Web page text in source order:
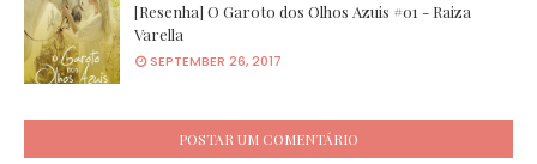
[Resenha] O Garoto dos Olhos Azuis #01 - Raiza
Varella
SEPTEMBER 26, 2017
POSTAR UM COMENTÁRIO